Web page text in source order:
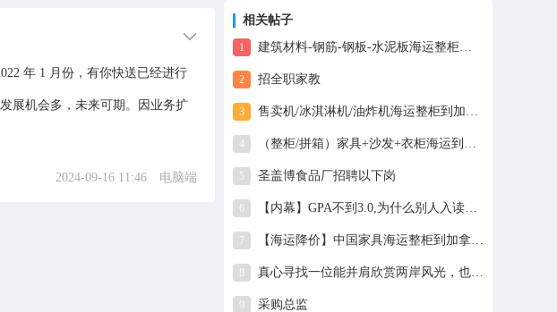
相关帖子
1 建筑材料-钢筋-钢板-水泥板海运整柜拼箱到加拿大专线-1
2 招全职家教
3 售卖机/冰淇淋机/油炸机海运整柜到加拿大温哥华/多伦多
4 （整柜/拼箱）家具+沙发+衣柜海运到新加坡Singapore-4
5 圣盖博食品厂招聘以下岗
6 【内幕】GPA不到3.0,为什么别人入读藤校,你却只能读野鸡大学
7 【海运降价】中国家具海运整柜到加拿大多伦多温哥华
真心寻找一位能并肩欣赏两岸风光，也能紧拉着我手抵挡惊涛骇浪的另一半
9 采购总监
年 1 月份，有你快送已经进行
展机会多，未来可期。因业务扩
2024-09-16 11:46 电脑端